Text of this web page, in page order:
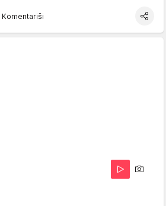
Komentariši